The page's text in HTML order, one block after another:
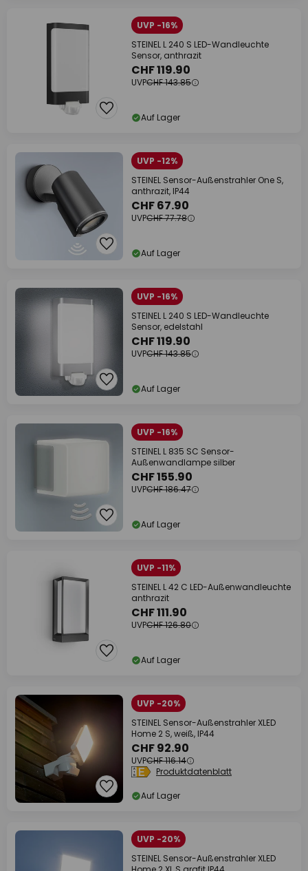
UVP -16%
STEINEL L 240 S LED-Wandleuchte
Sensor, anthrazit
CHF 119.90
UVPCHF 143.85
Auf Lager
UVP -12%
STEINEL Sensor-Außenstrahler One S,
anthrazit, IP44
CHF 67.90
UVPCHF 77.78
Auf Lager
UVP -16%
STEINEL L 240 S LED-Wandleuchte
Sensor, edelstahl
CHF 119.90
UVPCHF 143.85
Auf Lager
UVP -16%
STEINEL L 835 SC Sensor-
Außenwandlampe silber
CHF 155.90
UVPCHF 186.47
Auf Lager
UVP -11%
STEINEL L 42 C LED-Außenwandleuchte
anthrazit
CHF 111.90
UVPCHF 126.80
Auf Lager
UVP -20%
STEINEL Sensor-Außenstrahler XLED
Home 2 S, weiß, IP44
CHF 92.90
UVPCHF 116.14
Produktdatenblatt
Auf Lager
UVP -20%
STEINEL Sensor-Außenstrahler XLED